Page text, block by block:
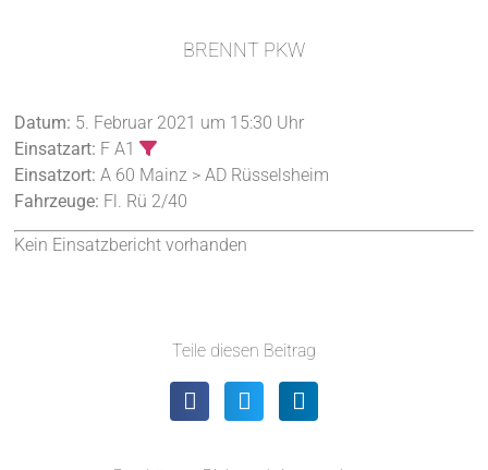
BRENNT PKW
Datum: 5. Februar 2021 um 15:30 Uhr
Einsatzart: F A1
Einsatzort: A 60 Mainz > AD Rüsselsheim
Fahrzeuge: Fl. Rü 2/40
Kein Einsatzbericht vorhanden
Teile diesen Beitrag